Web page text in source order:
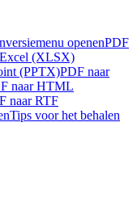
openenPDF
(XLSX)
(PPTX)PDF naar
naar HTML
naar RTF
Tips voor het behalen